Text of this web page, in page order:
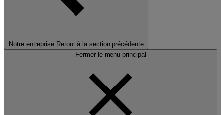
Notre entreprise Retour à la section précédente
Fermer le menu principal